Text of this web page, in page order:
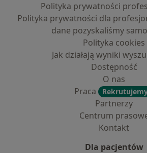
Polityka prywatności
Polityka prywatności dla
dane pozyskaliśmy
Polityka cookies
Jak działają wyniki
Dostępność
O nas
Praca
Partnerzy
Centrum
Kontakt
Dla pacjentów